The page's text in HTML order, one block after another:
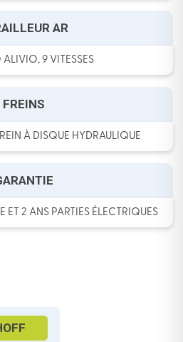
AR
9 VITESSES
FREINS
À DISQUE HYDRAULIQUE
ET 2 ANS PARTIES ÉLECTRIQUES